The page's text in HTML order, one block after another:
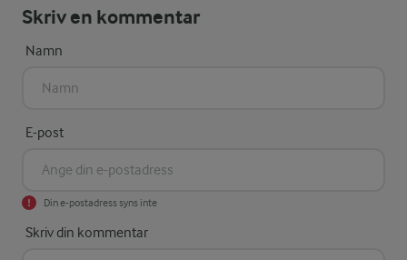
Skriv en kommentar
Namn
E-post
Din e-postadress syns inte
Skriv din kommentar